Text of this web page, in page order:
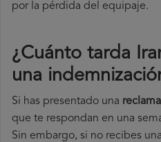
por la pérdida del equipaje.
¿Cuánto tarda
una
Si has presentado una
que te respondan en una
Sin embargo, si no recibes